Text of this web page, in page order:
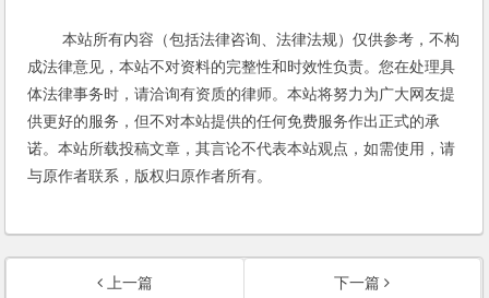
本站所有内容（包括法律咨询、法律法规）仅供参考，不构
成法律意见，本站不对资料的完整性和时效性负责。您在处理具
体法律事务时，请洽询有资质的律师。本站将努力为广大网友提
供更好的服务，但不对本站提供的任何免费服务作出正式的承
诺。本站所载投稿文章，其言论不代表本站观点，如需使用，请
与原作者联系，版权归原作者所有。
上一篇
下一篇